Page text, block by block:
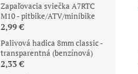
Zapaľovacia sviečka A7RTC
M10 - pitbike/ATV/minibike
2,99 €
Palivová hadica 8mm classic -
transparentná (benzínová)
2,33 €